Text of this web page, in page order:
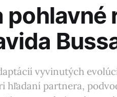
pohlavné
vyvinutých
hľadaní partnera,